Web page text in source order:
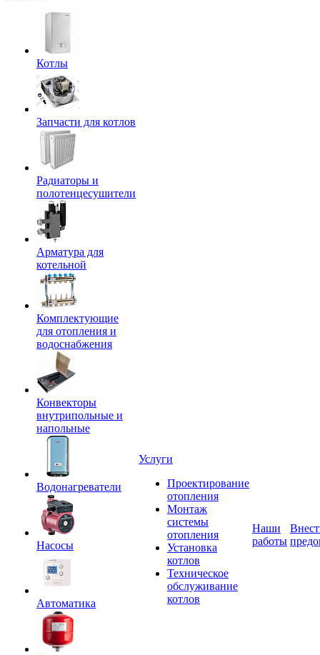
Котлы
Запчасти для котлов
Радиаторы и
полотенцесушители
Арматура для
котельной
Комплектующие
для отопления и
водоснабжения
Конвекторы
внутрипольные и
напольные
Водонагреватели
Насосы
Автоматика
Услуги
Проектирование
отопления
Монтаж
системы
отопления
Установка
котлов
Техническое
обслуживание
котлов
Наши
работы